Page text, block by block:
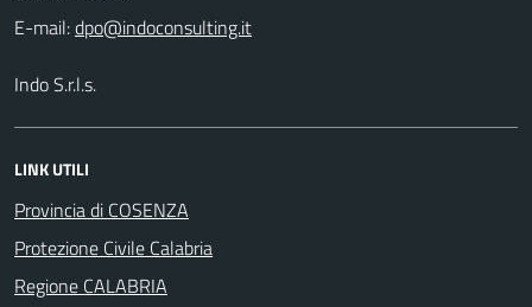
E-mail:
Indo S.r.l.s.
LINK UTILI
Provincia di COSENZA
Protezione Civile Calabria
Regione CALABRIA